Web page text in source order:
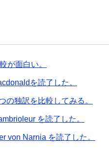
が面白い。
を読了した。
の独訳を比較してみる。
を読了した。
von Narnia を読了した。